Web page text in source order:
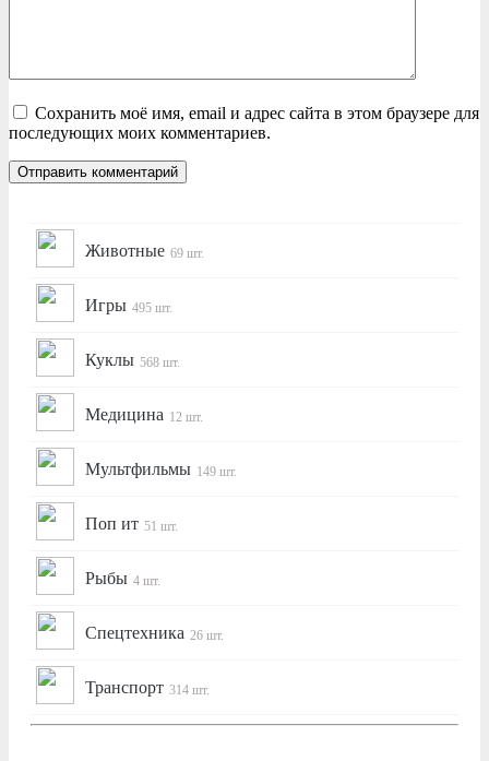
Сохранить моё имя, email и адрес сайта в этом браузере для
последующих моих комментариев.
Животные 69 шт.
Игры 495 шт.
Куклы 568 шт.
Медицина 12 шт.
Мультфильмы 149 шт.
Поп ит 51 шт.
Рыбы 4 шт.
Спецтехника 26 шт.
Транспорт 314 шт.